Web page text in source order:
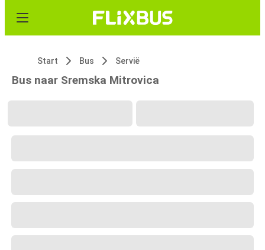
Start Bus Servië
Bus naar Sremska Mitrovica